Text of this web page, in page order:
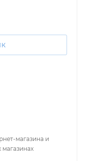
магазина и
магазинах